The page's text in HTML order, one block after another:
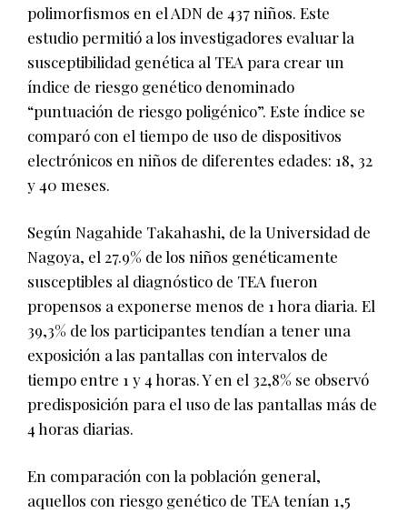
polimorfismos en el ADN de 437 niños. Este
estudio permitió a los investigadores evaluar la
susceptibilidad genética al TEA para crear un
índice de riesgo genético denominado
“puntuación de riesgo poligénico”. Este índice se
comparó con el tiempo de uso de dispositivos
electrónicos en niños de diferentes edades: 18, 32
y 40 meses.
Según Nagahide Takahashi, de la Universidad de
Nagoya, el 27.9% de los niños genéticamente
susceptibles al diagnóstico de TEA fueron
propensos a exponerse menos de 1 hora diaria. El
39,3% de los participantes tendían a tener una
exposición a las pantallas con intervalos de
tiempo entre 1 y 4 horas. Y en el 32,8% se observó
predisposición para el uso de las pantallas más de
4 horas diarias.
En comparación con la población general,
aquellos con riesgo genético de TEA tenían 1,5